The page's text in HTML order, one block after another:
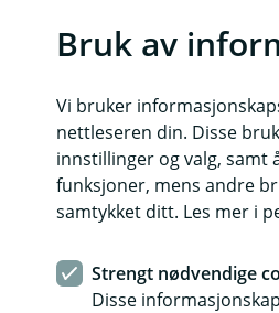
påminnelse på telefonen
på kontoen. Du kan
og eFaktura
til ulike formål
deg bedre kontroll og kan
gjerne den du får lønn eller
til dagligdagse utgifter,
har du bedre kontroll.
Bruk av
Vi bruker
nettleseren din. Disse
innstillinger og valg, samt
funksjoner, mens andre
samtykket ditt. Les mer i
Strengt nødvendige
Disse